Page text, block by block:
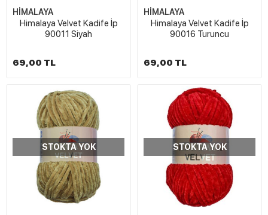
HİMALAYA
Himalaya Velvet Kadife İp
90011 Siyah
69,00 TL
HİMALAYA
Himalaya Velvet Kadife İp
90016 Turuncu
69,00 TL
STOKTA YOK STOKTA YOK